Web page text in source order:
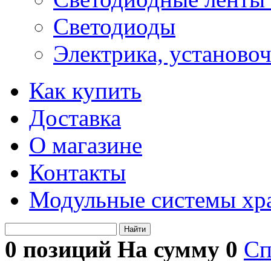
Светодиоды
Электрика,
Как купить
Доставка
О магазине
Контакты
Модульные системы
Найти
0 позиций На сумму 0